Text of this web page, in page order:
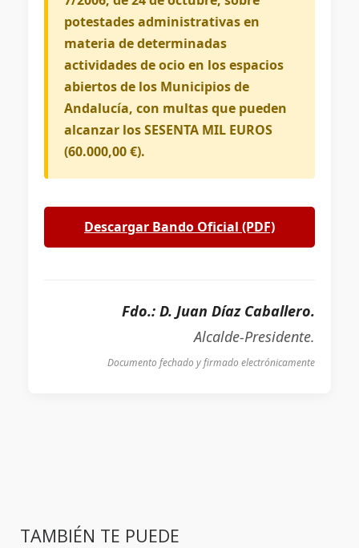
potestades administrativas en
materia de determinadas
actividades de ocio en los espacios
abiertos de los Municipios de
Andalucía, con multas que pueden
alcanzar los SESENTA MIL EUROS
(60.000,00 €).
Descargar Bando Oficial (PDF)
Fdo.: D. Juan Díaz Caballero.
Alcalde-Presidente.
Documento fechado y firmado electrónicamente
TAMBIÉN TE PUEDE